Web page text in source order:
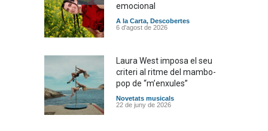
emocional
A la Carta, Descobertes
6 d'agost de 2026
Laura West imposa el seu
criteri al ritme del mambo-
pop de “m’enxules”
Novetats musicals
22 de juny de 2026